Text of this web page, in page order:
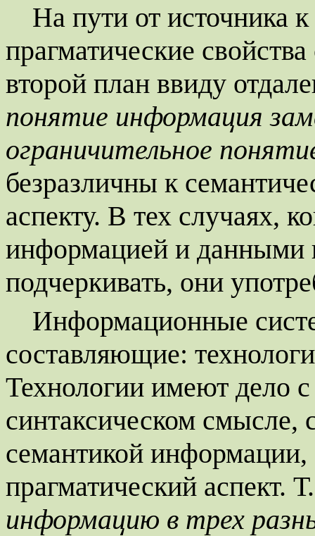
На пути от источника
прагматические
второй план ввиду
понятие информация
ограничительное
безразличны к
аспекту. В тех случаях,
информацией и данными
подчеркивать, они
Информационные
составляющие:
Технологии имеют дело
синтаксическом смысле,
семантикой информации,
прагматический аспект.
информацию в трех